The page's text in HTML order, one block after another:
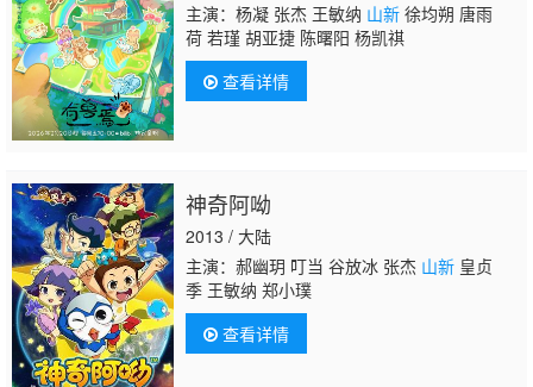
主演：杨凝 张杰 王敏纳 山新徐均朔 唐雨
荷 若瑾 胡亚捷 陈曙阳 杨凯祺
查看详情
神奇阿呦
2013 / 大陆
主演：郝幽玥 叮当 谷放冰 张杰 山新皇贞
季 王敏纳 郑小璞
查看详情